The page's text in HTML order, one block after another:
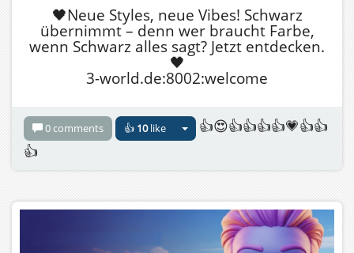
🖤Neue Styles, neue Vibes! Schwarz
übernimmt – denn wer braucht Farbe,
wenn Schwarz alles sagt? Jetzt entdecken.
🖤
3-world.de:8002:welcome
0 comments 👍 10like
👍😍👍👍👍👍💗👍👍
👍